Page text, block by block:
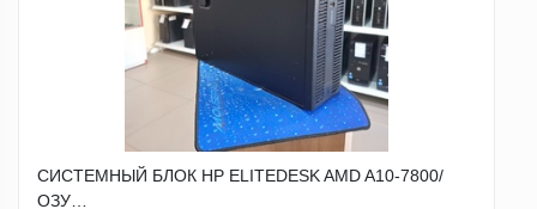
СИСТЕМНЫЙ БЛОК HP ELITEDESK AMD A10-7800/
ОЗУ…